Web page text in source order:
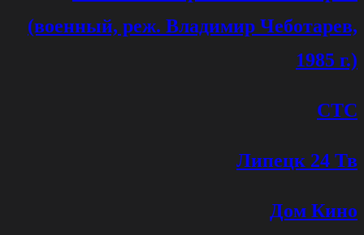
(военный, реж. Владимир Чеботарев,
1985 г.)
СТС
Липецк 24 Тв
Дом Кино